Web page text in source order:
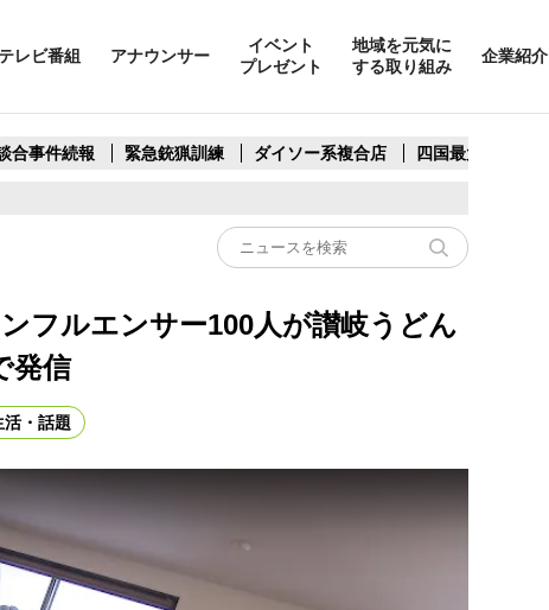
テレビ番組 アナウンサー
イベント
プレゼント
地域を元気に
する取り組み
企業紹介
合事件続報 緊急銃猟訓練 ダイソー系複合店 四国最大スリコ
フルエンサー100人が讃岐うどん
発信
活・話題